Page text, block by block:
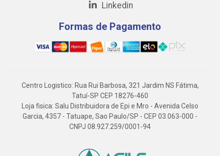
Linkedin
Formas de Pagamento
Centro Logistico: Rua Rui Barbosa, 321 Jardim NS Fátima,
Tatuí-SP CEP 18276-460
Loja fisica: Salu Distribuidora de Epi e Mro - Avenida Celso
Garcia, 4357 - Tatuape, Sao Paulo/SP - CEP 03.063-000 -
CNPJ 08.927.259/0001-94